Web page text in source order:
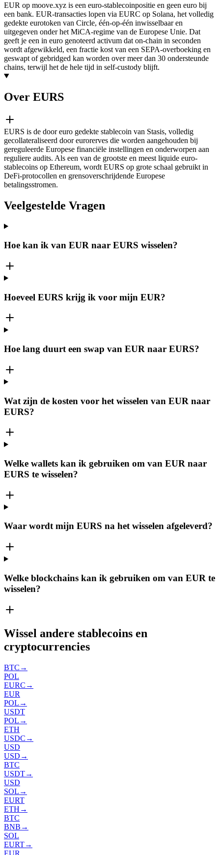
EUR op moove.xyz is een euro-stablecoinpositie en geen euro bij
een bank. EUR-transacties lopen via EURC op Solana, het volledig
gedekte eurotoken van Circle, één-op-één inwisselbaar en
uitgegeven onder het MiCA-regime van de Europese Unie. Dat
geeft je een in euro genoteerd activum dat on-chain in seconden
wordt afgewikkeld, een fractie kost van een SEPA-overboeking en
geswapt of gebridged kan worden over meer dan 30 ondersteunde
chains, terwijl het de hele tijd in self-custody blijft.
Over EURS
EURS is de door euro gedekte stablecoin van Stasis, volledig
gecollateraliseerd door eurorerves die worden aangehouden bij
gereguleerde Europese financiële instellingen en onderworpen aan
reguliere audits. Als een van de grootste en meest liquide euro-
stablecoins op Ethereum, wordt EURS op grote schaal gebruikt in
DeFi-protocollen en grensoverschrijdende Europese
betalingsstromen.
Veelgestelde Vragen
Hoe kan ik van EUR naar EURS wisselen?
Hoeveel EURS krijg ik voor mijn EUR?
Hoe lang duurt een swap van EUR naar EURS?
Wat zijn de kosten voor het wisselen van EUR naar
EURS?
Welke wallets kan ik gebruiken om van EUR naar
EURS te wisselen?
Waar wordt mijn EURS na het wisselen afgeleverd?
Welke blockchains kan ik gebruiken om van EUR te
wisselen?
Wissel andere stablecoins en
cryptocurrencies
BTC →
POL
EURC →
EUR
POL →
USDT
POL →
ETH
USDC →
USD
USD →
BTC
USDT→
USD
SOL →
EURT
ETH →
BTC
BNB →
SOL
EURT→